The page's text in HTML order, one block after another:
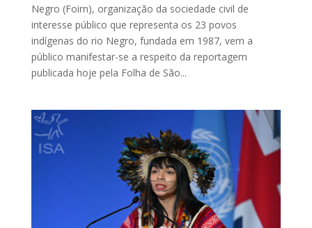
Negro (Foirn), organização da sociedade civil de
interesse público que representa os 23 povos
indígenas do rio Negro, fundada em 1987, vem a
público manifestar-se a respeito da reportagem
publicada hoje pela Folha de São...